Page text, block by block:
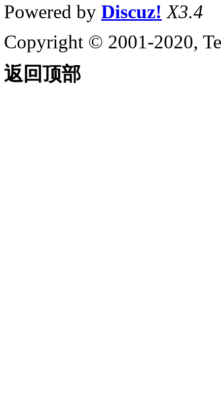
Powered by Discuz! X3.4
Copyright © 2001-2020,
返回顶部